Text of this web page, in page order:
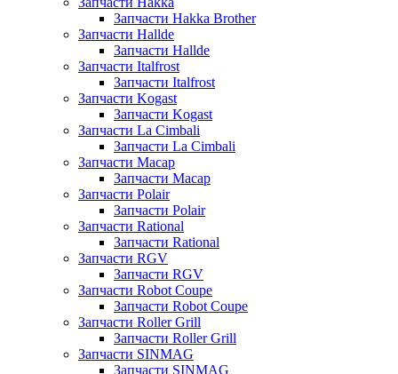
Запчасти Hakka Brother
Запчасти Hallde
Запчасти Hallde
Запчасти Italfrost
Запчасти Italfrost
Запчасти Kogast
Запчасти Kogast
Запчасти La Cimbali
Запчасти La Cimbali
Запчасти Macap
Запчасти Macap
Запчасти Polair
Запчасти Polair
Запчасти Rational
Запчасти Rational
Запчасти RGV
Запчасти RGV
Запчасти Robot Coupe
Запчасти Robot Coupe
Запчасти Roller Grill
Запчасти Roller Grill
Запчасти SINMAG
Запчасти SINMAG